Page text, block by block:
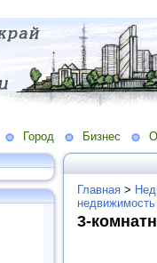
Город Бизнес
Главная >
недвижимость
3-